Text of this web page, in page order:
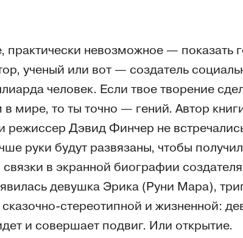
практически невозможное — показать
ученый или вот — создатель
человек. Если твое творение
мире, то ты точно — гений. Автор
режиссер Дэвид Финчер не
руки будут развязаны, чтобы
связки в экранной биографии
девушка Эрика (Руни Мара),
стереотипной и жизненной:
и совершает подвиг. Или открытие.